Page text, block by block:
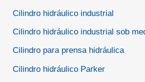
Cilindro hidráulico industrial
Cilindro hidráulico industrial sob
Cilindro para prensa hidráulica
Cilindro hidráulico Parker